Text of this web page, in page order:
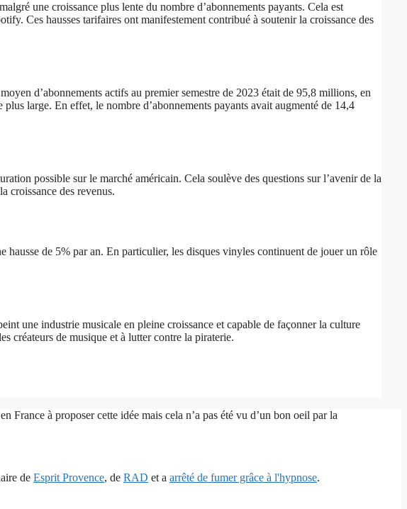
une croissance plus lente du nombre d’abonnements payants. Cela est
Ces hausses tarifaires ont manifestement contribué à soutenir la croissance des
d’abonnements actifs au premier semestre de 2023 était de 95,8 millions, en
large. En effet, le nombre d’abonnements payants avait augmenté de 14,4
possible sur le marché américain. Cela soulève des questions sur l’avenir de la
croissance des revenus.
de 5% par an. En particulier, les disques vinyles continuent de jouer un rôle
une industrie musicale en pleine croissance et capable de façonner la culture
créateurs de musique et à lutter contre la piraterie.
France à proposer cette idée mais cela n’a pas été vu d’un bon oeil par la
de Esprit Provence, de RAD et a arrêté de fumer grâce à l'hypnose.